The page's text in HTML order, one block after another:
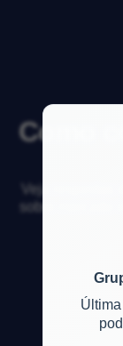
Como
Veja respostas
sobre mercado